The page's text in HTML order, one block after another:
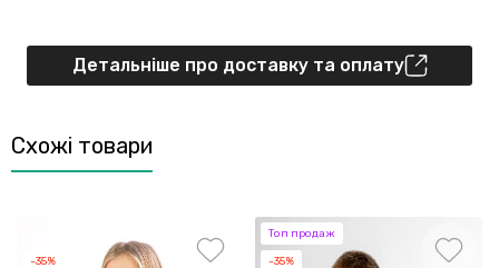
Детальніше про доставку та оплату
Схожі товари
-35%
Топ продаж
-35%